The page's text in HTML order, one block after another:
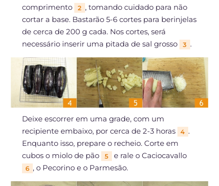
comprimento
2 , tomando cuidado para não
cortar a base. Bastarão 5-6 cortes para berinjelas
de cerca de 200 g cada. Nos cortes, será
necessário inserir uma pitada de sal grosso
3 .
Deixe escorrer em uma grade, com um
recipiente embaixo, por cerca de 2-3 horas
4 .
Enquanto isso, prepare o recheio. Corte em
cubos o miolo de pão
5 e rale o Caciocavallo
6 , o Pecorino e o Parmesão.